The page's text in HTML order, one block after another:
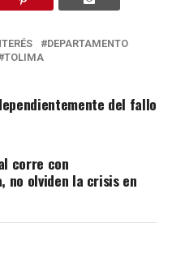
DEPARTAMENTO
TOLIMA
del fallo
corre con
no olviden la crisis en